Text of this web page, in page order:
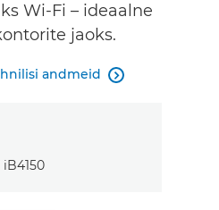
Wi-Fi – ideaalne
jaoks.
andmeid 